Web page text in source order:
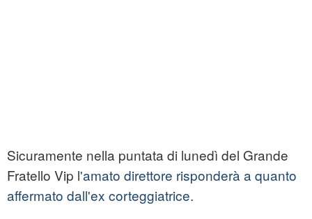
Sicuramente nella puntata di lunedì del Grande
Fratello Vip l'amato direttore risponderà a quanto
affermato dall'ex corteggiatrice.